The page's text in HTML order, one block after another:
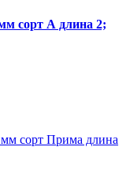
сорт А длина 2;